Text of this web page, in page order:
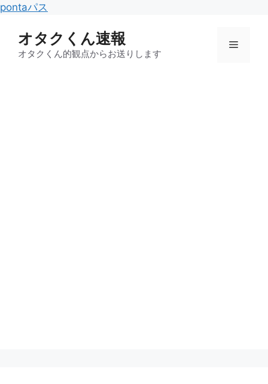
pontaパス
テ
ン
オタクくん速報
オタクくん的観点からお送りします
メ